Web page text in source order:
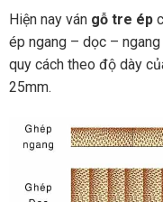
Hiện nay ván gỗ tre ép
ép ngang – dọc –
quy cách theo độ dày
25mm.